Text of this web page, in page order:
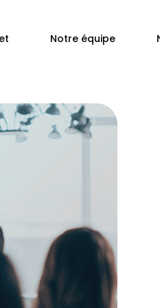
Notre équipe